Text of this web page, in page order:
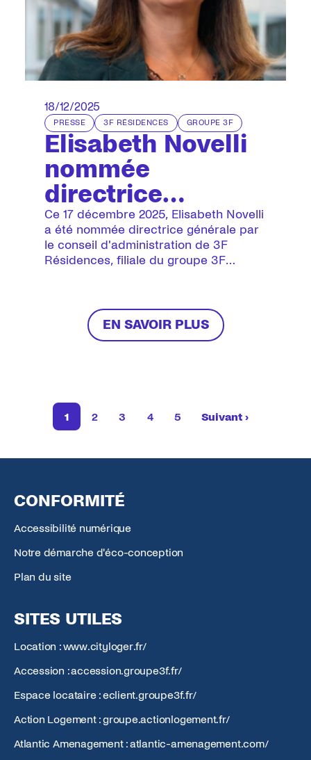
18/12/2025
PRESSE 3F RÉSIDENCES GROUPE 3F
Elisabeth Novelli
nommée
directrice
générale de 3F
Résidences
Ce 17 décembre 2025, Elisabeth Novelli
a été nommée directrice générale par
le conseil d'administration de 3F
Résidences, filiale du groupe 3F
suite de Valérie Fournier, nommée en
juin 2025.
EN SAVOIR PLUS
Pagination
Page
1 Page
2 Page
3 Page
4 Page
5 Page suivante
Suivant ›
CONFORMITÉ
Accessibilité numérique
Notre démarche d'éco-conception
Plan du site
SITES UTILES
Location : www.cityloger.fr/
Accession : accession.groupe3f.fr/
Espace locataire : eclient.groupe3f.fr/
Action Logement : groupe.actionlogement.fr/
Atlantic Amenagement : atlantic-amenagement.com/